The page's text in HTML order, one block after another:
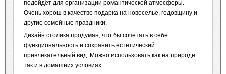
подойдёт для организации романтической атмосферы.
Очень хорош в качестве подарка на новоселье, годовщину и
другие семейные праздники.
Дизайн столика продуман, что бы сочетать в себе
функциональность и сохранить естетический
привлекательный вид. Можно использовать как на природе
так и в домашних условиях.